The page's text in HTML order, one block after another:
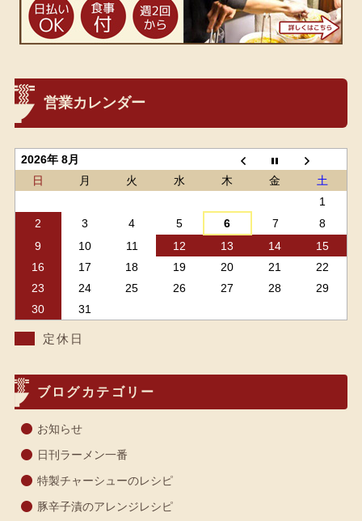
営業カレンダー
2026年 8月
日
月 火 水 木 金
土
1
2
3 4 5 6 7
8
9
10 11 12 13 14
15
16
17 18 19 20 21
22
23
24 25 26 27 28
29
30
31
定休日
ブログカテゴリー
お知らせ
日刊ラーメン一番
特製チャーシューのレシピ
豚辛子漬のアレンジレシピ